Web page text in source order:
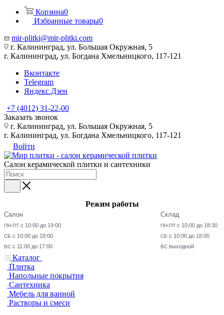
Корзина0
Избранные товары0
mir-plitki@mir-plitki.com
г. Калининград, ул. Большая Окружная, 5
г. Калининград, ул. Богдана Хмельницкого, 117-121
Вконтакте
Telegram
Яндекс.Дзен
+7 (4012) 31-22-00
Заказать звонок
г. Калининград, ул. Большая Окружная, 5
г. Калининград, ул. Богдана Хмельницкого, 117-121
Войти
Салон керамической плитки и сантехники
Режим работы
Салон
ПН-ПТ с 10:00 до 19:00
СБ с 10:00 до 18:00
ВС с 11:00 до 17:00
Склад
ПН-ПТ с 10:00 до 18:30
СБ с 10:00 до 18:00
ВС выходной
Каталог
Плитка
Напольные покрытия
Сантехника
Мебель для ванной
Растворы и смеси